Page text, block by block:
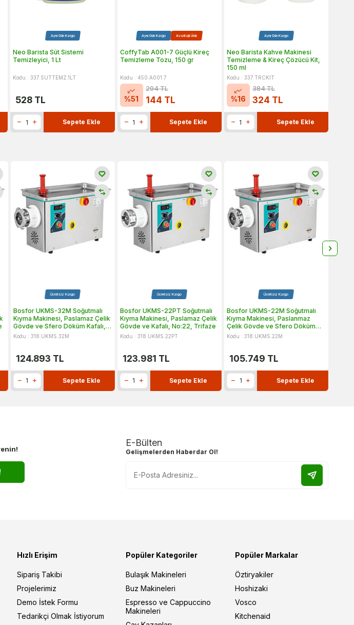
Aynı Gün Kargo
Neo Barista Süt Sistemi
Temizleyici, 1 Lt
Kodu : 337.SUTTEMZ.1LT
528 TL
Sepete Ekle
Aynı Gün Kargo Avantajlı Ürün
CoffyTab A001-7 Güçlü Kireç
Temizleme Tozu, 150 gr
Kodu : 450.A001.7
%51
294TL
144 TL
Sepete Ekle
Aynı Gün Kargo
Neo Barista Kahve Makinesi
Temizleme & Kireç Çözücü Kit,
150 ml
Kodu : 337.TRCKIT
%16
384TL
324 TL
Sepete Ekle
Ücretsiz Kargo
Bosfor UKMS-32M Soğutmalı
Kıyma Makinesi, Paslamaz Çelik
Gövde ve Sfero Döküm Kafalı,
No:32, Monofaze
Kodu : 318.UKMS.32M
124.893 TL
Sepete Ekle
Ücretsiz Kargo
Bosfor UKMS-22PT Soğutmalı
Kıyma Makinesi, Paslamaz Çelik
Gövde ve Kafalı, No:22, Trifaze
Kodu : 318.UKMS.22PT
123.981 TL
Sepete Ekle
Ücretsiz Kargo
Bosfor UKMS-22M Soğutmalı
Kıyma Makinesi, Paslanmaz
Çelik Gövde ve Sfero Döküm
Kafalı, No:22, Monofaze
Kodu : 318.UKMS.22M
105.749 TL
Sepete Ekle
E-Bülten
Gelişmelerden Haberdar Ol!
Hızlı Erişim
Sipariş Takibi
Projelerimiz
Demo İstek Formu
Tedarikçi Olmak İstiyorum
Popüler Kategoriler
Bulaşık Makineleri
Buz Makineleri
Espresso ve Cappuccino
Makineleri
Popüler Markalar
Öztiryakiler
Hoshizaki
Vosco
Kitchenaid